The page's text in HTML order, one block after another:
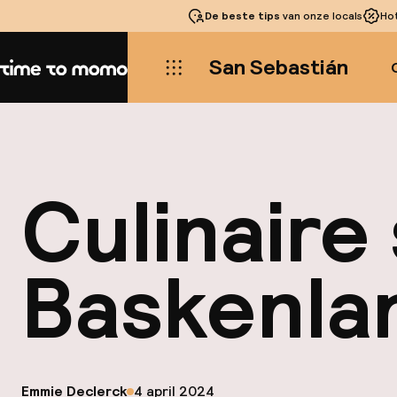
De beste tips van onze locals
Home San Sebastián
Emmie Declerck op
4 april 2024